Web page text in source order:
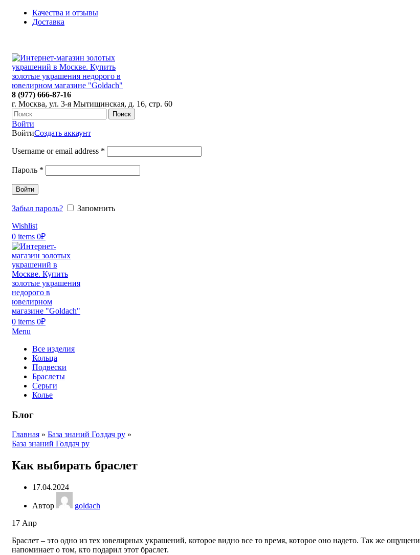
Качества и отзывы
Доставка
8 (977) 666-87-16
г. Москва, ул. 3-я Мытищинская, д. 16, стр. 60
Поиск
Войти
ВойтиСоздать аккаунт
Username or email address *
Пароль *
Войти
Забыл пароль?
Запомнить
Wishlist
0 items 0₽
0 items 0₽
Menu
Все изделия
Кольца
Подвески
Браслеты
Серьги
Колье
Блог
Главная » База знаний Голдач ру »
База знаний Голдач ру
Как выбирать браслет
17.04.2024
Автор
goldach
17 Апр
Браслет – это одно из тех ювелирных украшений, которое видно все то время, которое оно надето. Так же ощущение
напоминает о том, кто подарил этот браслет.